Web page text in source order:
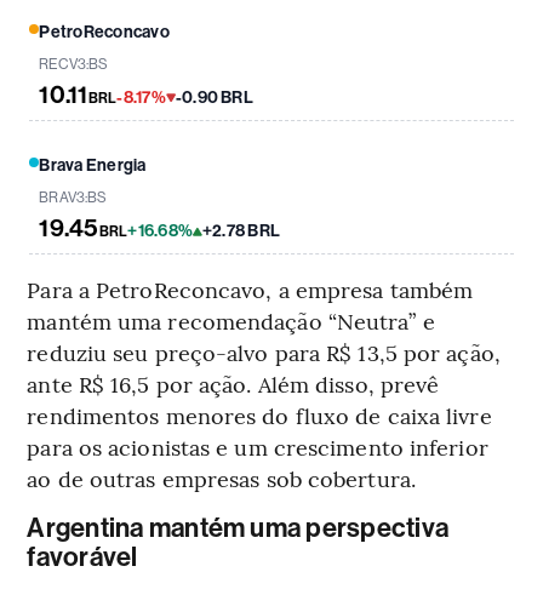
PetroReconcavo
RECV3:BS
10.11BRL-8.17% -0.90 BRL
Brava Energia
BRAV3:BS
19.45BRL+16.68% +2.78 BRL
Para a PetroReconcavo, a empresa também
mantém uma recomendação “Neutra” e
reduziu seu preço-alvo para R$ 13,5 por ação,
ante R$ 16,5 por ação. Além disso, prevê
rendimentos menores do fluxo de caixa livre
para os acionistas e um crescimento inferior
ao de outras empresas sob cobertura.
Argentina mantém uma perspectiva
favorável